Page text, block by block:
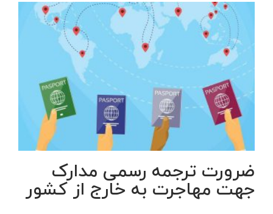
ضرورت ترجمه رسمی مدارک
جهت مهاجرت به خارج از کشور